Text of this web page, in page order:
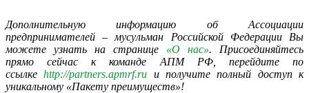
Дополнительную информацию об Ассоциации
предпринимателей – мусульман Российской Федерации Вы
можете узнать на странице «О нас». Присоединяйтесь
прямо сейчас к команде АПМ РФ, перейдите по
ссылкеhttp://partners.apmrf.ru и получите полный доступ к
уникальному «Пакету преимуществ»!